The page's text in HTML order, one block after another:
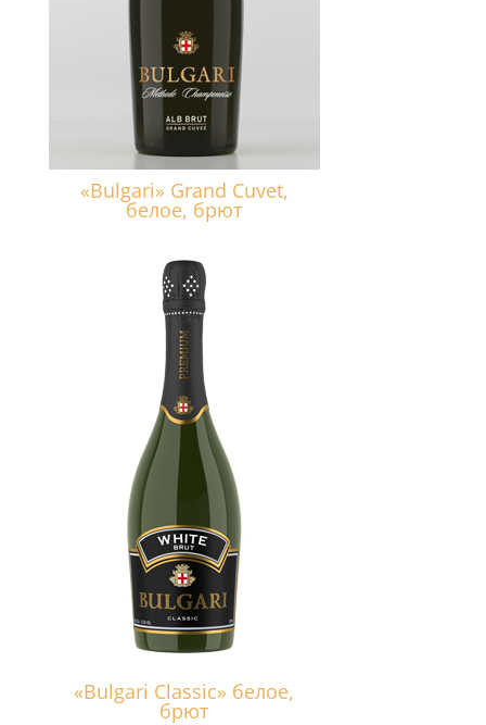
«Bulgari» Grand Cuvet,
белое, брют
«Bulgari Classic» белое,
брют